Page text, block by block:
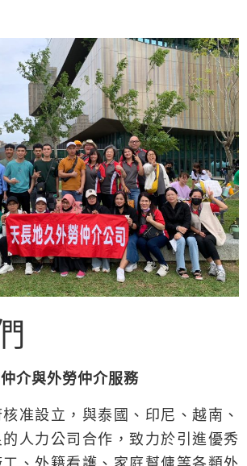
介與外勞仲介服務
准設立，與泰國、印尼、越南、
人力公司合作，致力於引進優秀